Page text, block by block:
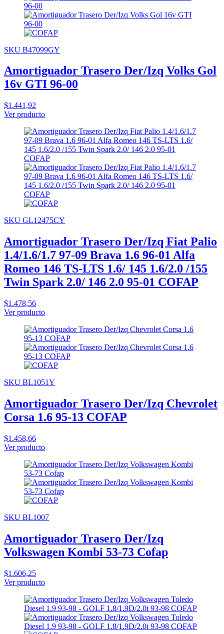
SKU B47099GY
Amortiguador Trasero Der/Izq Volks Gol
16v GTI 96-00
$1.441,92
Ver producto
SKU GL12475CY
Amortiguador Trasero Der/Izq Fiat Palio
1.4/1.6/1.7 97-09 Brava 1.6 96-01 Alfa
Romeo 146 TS-LTS 1.6/ 145 1.6/2.0 /155
Twin Spark 2.0/ 146 2.0 95-01 COFAP
$1.478,56
Ver producto
SKU BL1051Y
Amortiguador Trasero Der/Izq Chevrolet
Corsa 1.6 95-13 COFAP
$1.458,66
Ver producto
SKU BL1007
Amortiguador Trasero Der/Izq
Volkswagen Kombi 53-73 Cofap
$1.606,25
Ver producto